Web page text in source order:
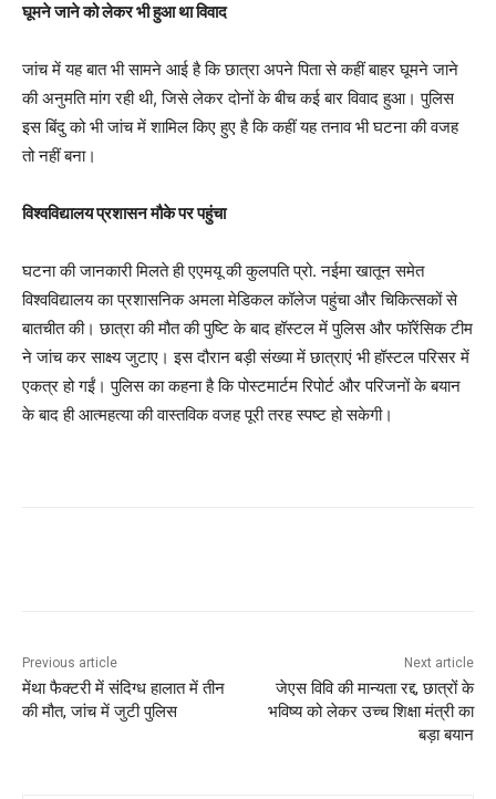
घूमने जाने को लेकर भी हुआ था विवाद
जांच में यह बात भी सामने आई है कि छात्रा अपने पिता से कहीं बाहर घूमने जाने
की अनुमति मांग रही थी, जिसे लेकर दोनों के बीच कई बार विवाद हुआ। पुलिस
इस बिंदु को भी जांच में शामिल किए हुए है कि कहीं यह तनाव भी घटना की वजह
तो नहीं बना।
विश्वविद्यालय प्रशासन मौके पर पहुंचा
घटना की जानकारी मिलते ही एएमयू की कुलपति प्रो. नईमा खातून समेत
विश्वविद्यालय का प्रशासनिक अमला मेडिकल कॉलेज पहुंचा और चिकित्सकों से
बातचीत की। छात्रा की मौत की पुष्टि के बाद हॉस्टल में पुलिस और फॉरेंसिक टीम
ने जांच कर साक्ष्य जुटाए। इस दौरान बड़ी संख्या में छात्राएं भी हॉस्टल परिसर में
एकत्र हो गईं। पुलिस का कहना है कि पोस्टमार्टम रिपोर्ट और परिजनों के बयान
के बाद ही आत्महत्या की वास्तविक वजह पूरी तरह स्पष्ट हो सकेगी।
Previous article
मेंथा फैक्टरी में संदिग्ध हालात में तीन
की मौत, जांच में जुटी पुलिस
Next article
जेएस विवि की मान्यता रद्द, छात्रों के
भविष्य को लेकर उच्च शिक्षा मंत्री का
बड़ा बयान